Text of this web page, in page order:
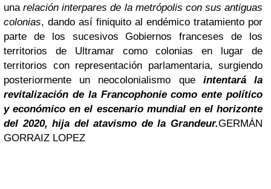
unarelación interpares de la metrópolis con sus antiguas
colonias, dando así finiquito al endémico tratamiento por
parte de los sucesivos Gobiernos franceses de los
territorios de Ultramar como colonias en lugar de
territorios con representación parlamentaria, surgiendo
posteriormente un neocolonialismo que intentará la
revitalización de la Francophonie como ente político
y económico en el escenario mundial en el horizonte
del 2020, hija del atavismo de la Grandeur.GERMÁN
GORRAIZ LOPEZ